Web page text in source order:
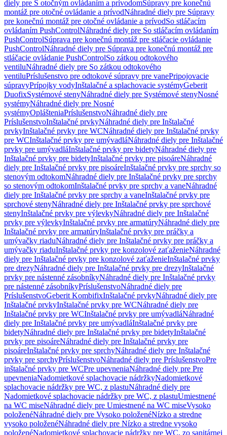
diely pre S otočným ovládaním a prívodomSúpravy pre konečnú
montáž pre otočné ovládanie a prívodNáhradné diely pre Súpravy
pre konečnú montáž pre otočné ovládanie a prívodSo stláčacím
ovládaním PushControlNáhradné diely pre So stláčacím ovládaním
PushControlSúprava pre konečnú montáž pre stláčacie ovládanie
PushControlNáhradné diely pre Súprava pre konečnú montáž pre
stláčacie ovládanie PushControlSo zátkou odtokového
ventiluNáhradné diely pre So zátkou odtokového
ventiluPríslušenstvo pre odtokové súpravy pre vanePripojovacie
súpravyPrípojky vodyInštalačné a splachovacie systémyGeberit
DuofixSystémové stenyNáhradné diely pre Systémové stenyNosné
systémyNáhradné diely pre Nosné
systémyOplášteniaPríslušenstvoNáhradné diely pre
PríslušenstvoInštalačné prvkyNáhradné diely pre Inštalačné
prvkyInštalačné prvky pre WCNáhradné diely pre Inštalačné prvky
pre WCInštalačné prvky pre umývadláNáhradné diely pre Inštalačné
prvky pre umývadláInštalačné prvky pre bidetyNáhradné diely pre
Inštalačné prvky pre bidetyInštalačné prvky pre pisoáreNáhradné
diely pre Inštalačné prvky pre pisoáreInštalačné prvky pre sprchy so
stenovým odtokomNáhradné diely pre Inštalačné prvky pre sprchy
so stenovým odtokomInštalačné prvky pre sprchy a vaneNáhradné
diely pre Inštalačné prvky pre sprchy a vaneInštalačné prvky pre
sprchové stenyNáhradné diely pre Inštalačné prvky pre sprchové
stenyInštalačné prvky pre výlevkyNáhradné diely pre Inštalačné
prvky pre výlevkyInštalačné prvky pre armatúryNáhradné diely pre
Inštalačné prvky pre armatúryInštalačné prvky pre práčky a
umývačky riaduNáhradné diely pre Inštalačné prvky pre práčky a
umývačky riaduInštalačné prvky pre konzolové zaťaženieNáhradné
diely pre Inštalačné prvky pre konzolové zaťaženieInštalačné prvky
pre drezyNáhradné diely pre Inštalačné prvky pre drezyInštalačné
prvky pre nástenné zásobníkyNáhradné diely pre Inštalačné prvky
pre nástenné zásobníkyPríslušenstvoNáhradné diely pre
PríslušenstvoGeberit KombifixInštalačné prvkyNáhradné diely pre
Inštalačné prvkyInštalačné prvky pre WCNáhradné diely pre
Inštalačné prvky pre WCInštalačné prvky pre umývadláNáhradné
diely pre Inštalačné prvky pre umývadláInštalačné prvky pre
bidetyNáhradné diely pre Inštalačné prvky pre bidetyInštalačné
prvky pre pisoáreNáhradné diely pre Inštalačné prvky pre
pisoáreInštalačné prvky pre sprchyNáhradné diely pre Inštalačné
prvky pre sprchyPríslušenstvoNáhradné diely pre PríslušenstvoPre
inštalačné prvky pre WCPre upevneniaNáhradné diely pre Pre
upevneniaNadomietkové splachovacie nádržkyNadomietkové
splachovacie nádržky pre WC, z plastuNáhradné diely pre
Nadomietkové splachovacie nádržky pre WC, z plastuUmiestnené
na WC miseNáhradné diely pre Umiestnené na WC miseVysoko
položenéNáhradné diely pre Vysoko položenéNízko a stredne
vysoko položenéNáhradné diely pre Nízko a stredne vysoko
položenéNadomietkové splachovacie nádržky pre WC, zo sanitárnej